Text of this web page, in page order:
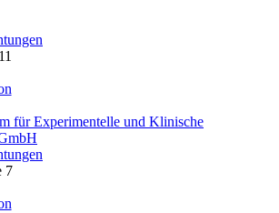
für Experimentelle und Klinische
7